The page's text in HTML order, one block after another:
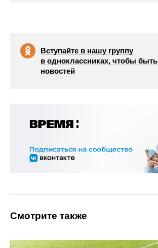
Вступайте в нашу группу
в одноклассниках, чтобы быть
новостей
Смотрите также